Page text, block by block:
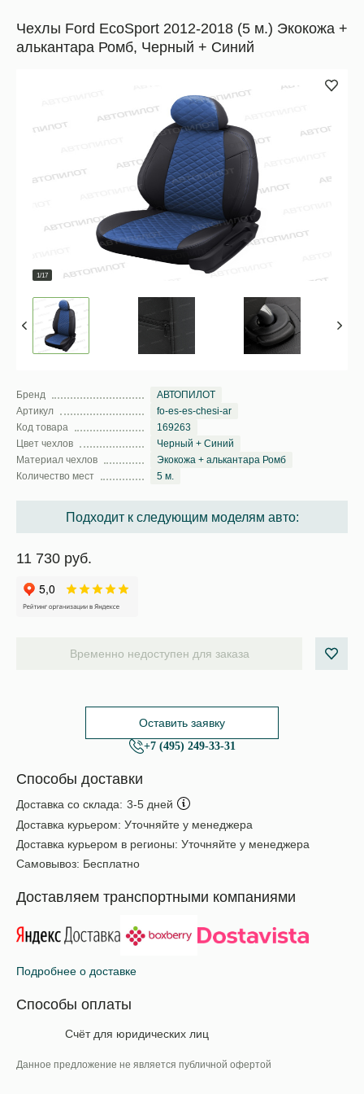
Чехлы Ford EcoSport 2012-2018 (5 м.) Экокожа +
алькантара Ромб, Черный + Синий
1/17
Бренд
АВТОПИЛОТ
Артикул
fo-es-es-chesi-ar
Код товара
169263
Цвет чехлов
Черный + Синий
Материал чехлов
Экокожа + алькантара Ромб
Количество мест
5 м.
Подходит к следующим моделям авто:
11 730 руб.
Временно недоступен для заказа
Оставить заявку
+7 (495) 249-33-31
Способы доставки
Доставка со склада: 3-5 дней
Доставка курьером: Уточняйте у менеджера
Доставка курьером в регионы: Уточняйте у менеджера
Самовывоз: Бесплатно
Доставляем транспортными компаниями
Подробнее о доставке
Способы оплаты
Счёт для юридических лиц
Данное предложение не является публичной офертой